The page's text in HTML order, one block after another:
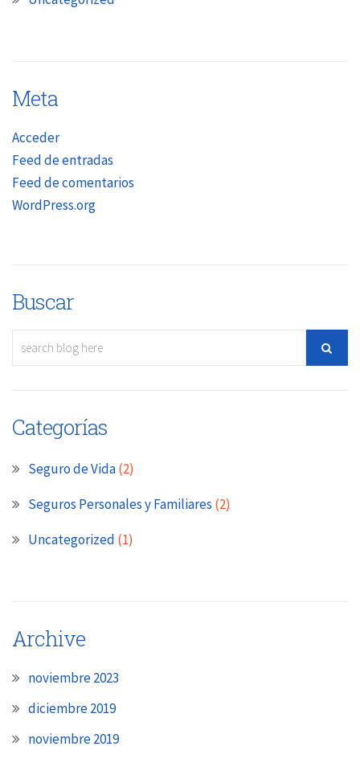
Meta
Acceder
Feed de entradas
Feed de comentarios
WordPress.org
Buscar
Categorías
Seguro de Vida(2)
Seguros Personales y Familiares (2)
Uncategorized (1)
Archive
noviembre 2023
diciembre 2019
noviembre 2019